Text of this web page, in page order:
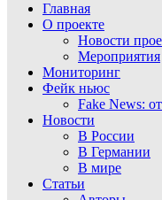
Главная
О проекте
Новости
Мероприятия
Мониторинг
Фейк ньюс
Fake News:
Новости
В России
В Германии
В мире
Статьи